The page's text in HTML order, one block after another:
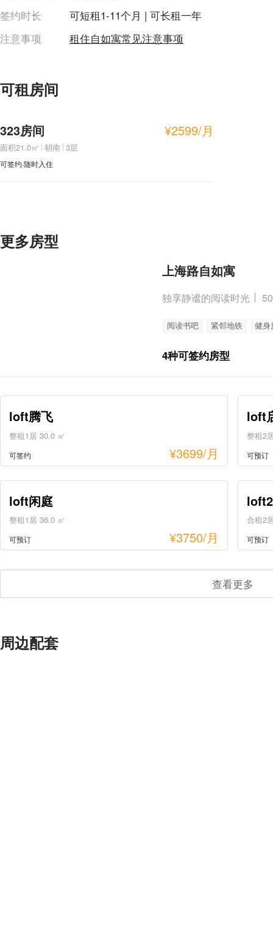
签约时长
可短租1-11个月 | 可长租一年
注意事项
租住自如寓常见注意事项
可租房间
323房间 ¥2599/月
面积21.0㎡ 朝南 3层
可签约·随时入住
更多房型
上海路自如寓
独享静谧的阅读时光
阅读书吧 紧邻地铁 健身
4种可签约房型
loft腾飞
整租1居 30.0 ㎡
可签约 /月
3699
¥
loft
整租2
可预订
loft闲庭
整租1居 36.0 ㎡
可预订 /月
3750
¥
合租2
可预订
查看更多
周边配套